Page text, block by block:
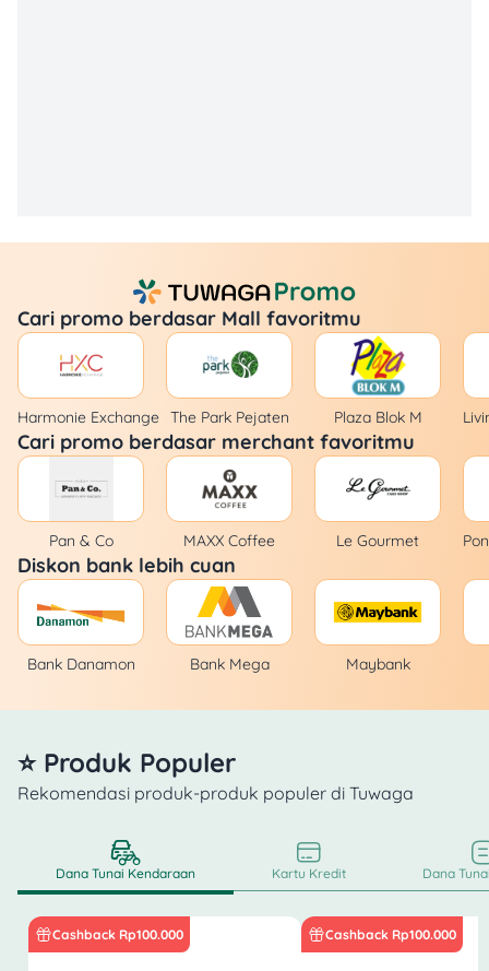
Cari promo berdasar Mall favoritmu
Harmonie Exchange The Park Pejaten Plaza Blok M
Cari promo berdasar merchant favoritmu
Pan & Co MAXX Coffee Le Gourmet
Diskon bank lebih cuan
Bank Danamon Bank Mega Maybank
⭐ Produk Populer
Rekomendasi produk-produk populer di Tuwaga
Dana Tunai Kendaraan Kartu Kredit Dana
Cashback Rp100.000 Cashback Rp100.000